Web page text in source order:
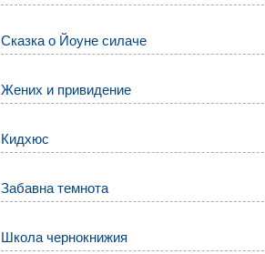
Сказка о Йоуне силаче
Жених и привидение
Кидхюс
Забавна темнота
Школа чернокнижия